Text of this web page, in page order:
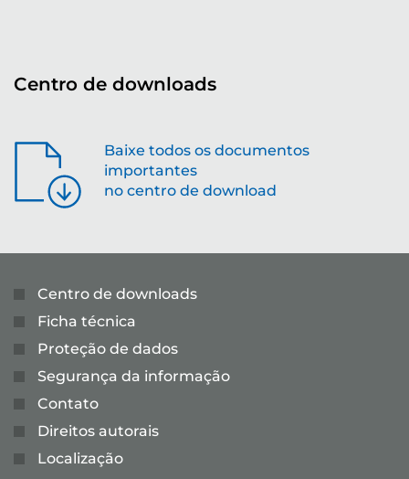
Centro de downloads
Baixe todos os documentos
importantes
no centro de download
Centro de downloads
Ficha técnica
Proteção de dados
Segurança da informação
Contato
Direitos autorais
Localização